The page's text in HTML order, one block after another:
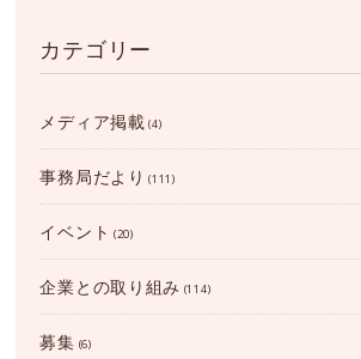
カテゴリー
メディア掲載 (4)
事務局だより (111)
イベント (20)
企業との取り組み (114)
募集 (6)